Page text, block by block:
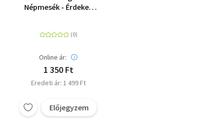
Népmesék - Érdekes
Online ár:
1 350 Ft
Eredeti ár: 1 499 Ft
Előjegyzem